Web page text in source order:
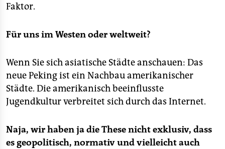
Faktor.
Für uns im Westen oder weltweit?
Wenn Sie sich asiatische Städte anschauen: Das
neue Peking ist ein Nachbau amerikanischer
Städte. Die amerikanisch beeinflusste
Jugendkultur verbreitet sich durch das Internet.
Naja, wir haben ja die These nicht exklusiv, dass
es geopolitisch, normativ und vielleicht auch